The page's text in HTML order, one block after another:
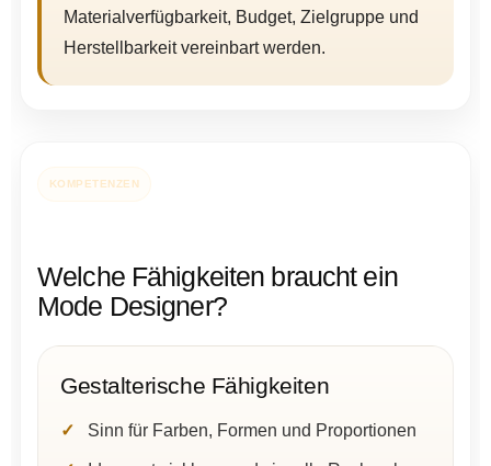
Materialverfügbarkeit, Budget, Zielgruppe und
Herstellbarkeit vereinbart werden.
KOMPETENZEN
Welche Fähigkeiten braucht ein
Mode Designer?
Gestalterische Fähigkeiten
Sinn für Farben, Formen und Proportionen